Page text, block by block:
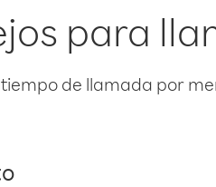
para
de llamada por